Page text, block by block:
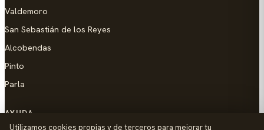
Valdemoro
San Sebastián de los Reyes
Alcobendas
Pinto
Parla
AYUDA
Utilizamos cookies propias y de terceros para mejorar tu